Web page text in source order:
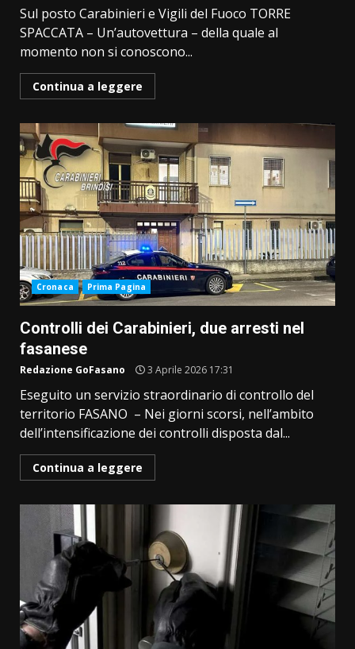
Sul posto Carabinieri e Vigili del Fuoco TORRE
SPACCATA – Un’autovettura – della quale al
momento non si conoscono...
Continua a leggere
Cronaca Prima Pagina
Controlli dei Carabinieri, due arresti nel
fasanese
Redazione GoFasano 3 Aprile 2026 17:31
Eseguito un servizio straordinario di controllo del
territorio FASANO – Nei giorni scorsi, nell’ambito
dell’intensificazione dei controlli disposta dal...
Continua a leggere